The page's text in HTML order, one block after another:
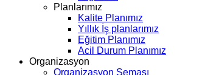
Planlarımız
Kalite Planımız
Yıllık İş planlarımız
Eğitim Planımız
Acil Durum Planımız
Organizasyon
Organizasyon Şeması